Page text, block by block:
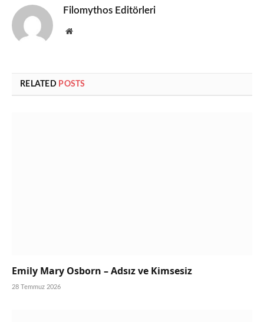
Filomythos Editörleri
Website
RELATED POSTS
Emily Mary Osborn – Adsız ve Kimsesiz
28 Temmuz 2026